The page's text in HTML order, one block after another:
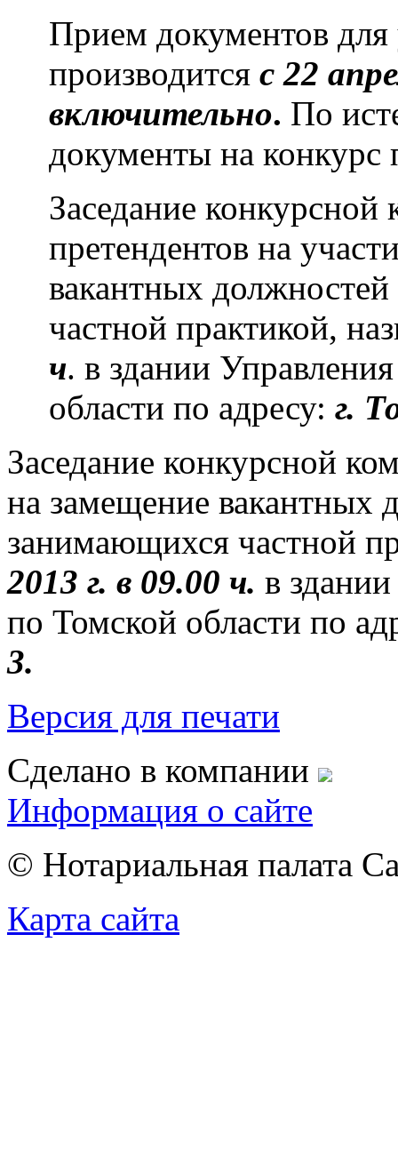
Прием документов для
производитсяс 22
включительно. По
документы на конкурс
Заседание
претендентов на
вакантных
частной практикой,
ч. в здании
области по адресу:г.
Заседание конкурсной
на замещение вакантных
занимающихся частной
2013 г. в 09.00 ч. в
по Томской области по
3.
Версия для печати
Сделано в компании
Информация о сайте
© Нотариальная палата
Карта сайта